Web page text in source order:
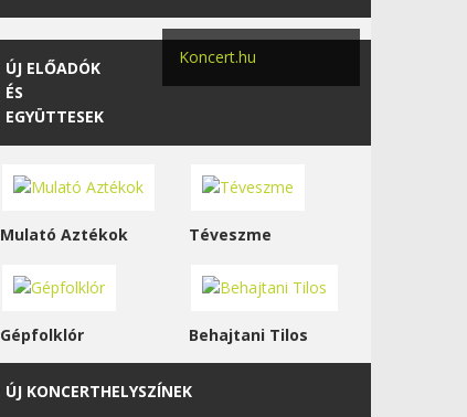
Koncert.hu
ÚJ ELŐADÓK
ÉS
EGYÜTTESEK
Mulató Aztékok Téveszme
Gépfolklór Behajtani Tilos
ÚJ KONCERTHELYSZÍNEK